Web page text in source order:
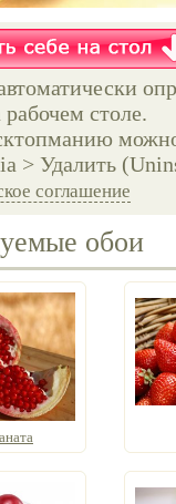
столе.
> Удалить
соглашение
обои